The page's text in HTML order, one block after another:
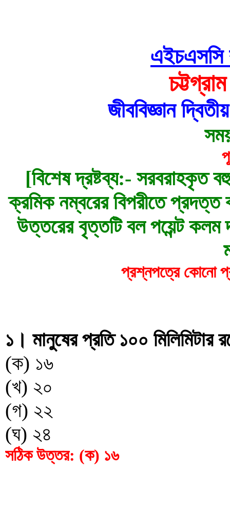
এইচএসসি
জীববিজ্ঞান
[বিশেষ দ্রষ্টব্য:- সরবরাহকৃত
ক্রমিক নম্বরের বিপরীতে প্রদত্ত
উত্তরের বৃত্তটি বল পয়েন্ট কলম
প্রশ্নপত্রে কোনো
১। মানুষের প্রতি ১০০ মিলিমিটার
(ক) ১৬
(খ) ২০
(গ) ২২
(ঘ) ২৪
সঠিক উত্তর: (ক) ১৬